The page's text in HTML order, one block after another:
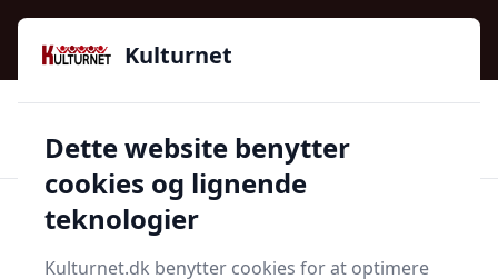
Kulturnet - Alt Det Gode I Livet | Din Kulturguide Siden
2016
97 kategorier 👍Kun godkendte butikker
Start søgning
Kulturnet
Dette website benytter
cookies og lignende
teknologier
Kulturnet.dk benytter cookies for at optimere